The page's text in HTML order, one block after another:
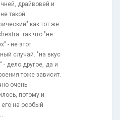
драйвовей и
такой
как тот же
так что "не
- не этот
случай. "на вкус
- дело другое, да и
тоже зависит.
очень
потому и
на особый